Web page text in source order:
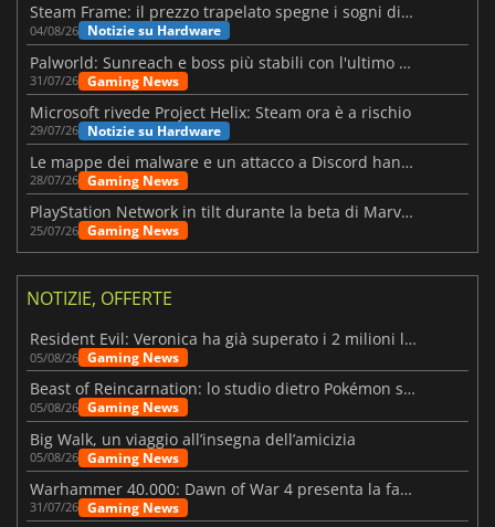
Steam Frame: il prezzo trapelato spegne i sogni di un VR economico
04/08/26 Notizie su Hardware
Palworld: Sunreach e boss più stabili con l'ultimo update
31/07/26 Gaming News
Microsoft rivede Project Helix: Steam ora è a rischio
29/07/26 Notizie su Hardware
Le mappe dei malware e un attacco a Discord hanno colpito Meccha Chameleon
28/07/26 Gaming News
PlayStation Network in tilt durante la beta di Marvel Tōkon
25/07/26 Gaming News
NOTIZIE, OFFERTE
Resident Evil: Veronica ha già superato i 2 milioni liste dei desideri
05/08/26 Gaming News
Beast of Reincarnation: lo studio dietro Pokémon su una nuova strada
05/08/26 Gaming News
Big Walk, un viaggio all’insegna dell’amicizia
05/08/26 Gaming News
Warhammer 40.000: Dawn of War 4 presenta la fazione dei Necron
31/07/26 Gaming News